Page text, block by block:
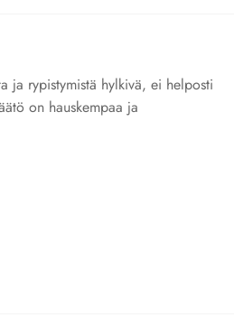
ja rypistymistä hylkivä, ei helposti
on hauskempaa ja